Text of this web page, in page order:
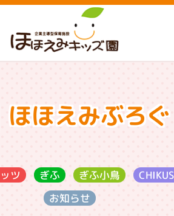
ほほえみぶろぐ
ツ ぎふ ぎふ小鳥
お知らせ